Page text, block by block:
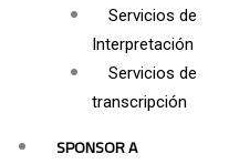
Servicios de
Interpretación
Servicios de
transcripción
SPONSOR A